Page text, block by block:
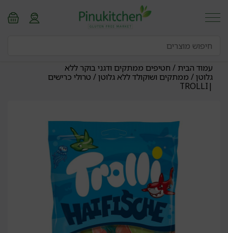
עמוד הבית / חטיפים ממתקים ודגני בוקר ללא
גלוטן/ ממתקים ושוקולד ללא גלוטן/ טרולי כרישים
|TROLLI